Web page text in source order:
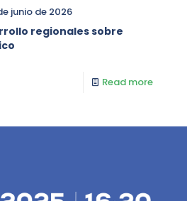
junio de 2026
regionales sobre
Read more